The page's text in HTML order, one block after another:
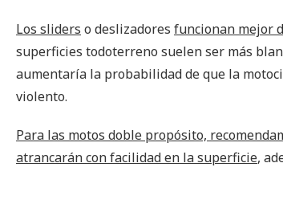
Los sliders o deslizadores funcionan mejor
superficies todoterreno suelen ser más
aumentaría la probabilidad de que la
violento.
Para las motos doble propósito,
atrancarán con facilidad en la superficie,